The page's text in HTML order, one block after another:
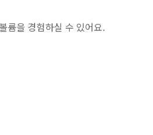
륨을 경험하실 수 있어요.